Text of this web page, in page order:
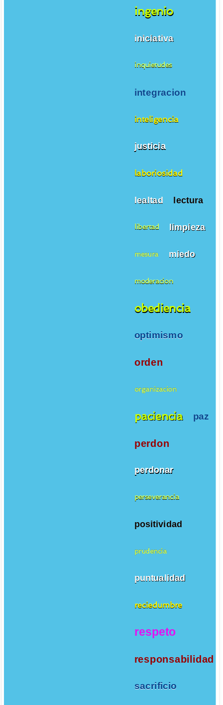
ingenio
iniciativa
inquietudes
integracion
inteligencia
justicia
laboriosidad
lealtad lectura
libertad limpieza
mesura miedo
moderacion
obediencia
optimismo
orden
organizacion
paciencia paz
perdon
perdonar
perseverancia
positividad
prudencia
puntualidad
reciedumbre
respeto
responsabilidad
sacrificio